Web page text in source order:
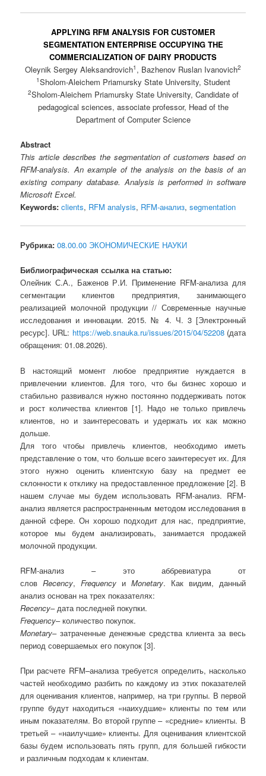
APPLYING RFM ANALYSIS FOR CUSTOMER
SEGMENTATION ENTERPRISE OCCUPYING THE
COMMERCIALIZATION OF DAIRY PRODUCTS
Oleynik Sergey Aleksandrovich1 , Bazhenov Ruslan Ivanovich2
1Sholom-Aleichem Priamursky State University, Student
2Sholom-Aleichem Priamursky State University, Candidate of
pedagogical sciences, associate professor, Head of the
Department of Computer Science
Abstract
This article describes the segmentation of customers based on
RFM-analysis. An example of the analysis on the basis of an
existing company database. Analysis is performed in software
Microsoft Excel.
Keywords: clients, RFM analysis, RFM-анализ,segmentation
Рубрика: 08.00.00 ЭКОНОМИЧЕСКИЕ НАУКИ
Библиографическая ссылка на статью:
Олейник С.А., Баженов Р.И. Применение RFM-анализа для
сегментации клиентов предприятия, занимающего
реализацией молочной продукции // Современные научные
исследования и инновации. 2015. № 4. Ч. 3 [Электронный
ресурс]. URL: https://web.snauka.ru/issues/2015/04/52208(дата
обращения: 01.08.2026).
В настоящий момент любое предприятие нуждается в
привлечении клиентов. Для того, что бы бизнес хорошо и
стабильно развивался нужно постоянно поддерживать поток
и рост количества клиентов [1]. Надо не только привлечь
клиентов, но и заинтересовать и удержать их как можно
дольше.
Для того чтобы привлечь клиентов, необходимо иметь
представление о том, что больше всего заинтересует их. Для
этого нужно оценить клиентскую базу на предмет ее
склонности к отклику на предоставленное предложение [2]. В
нашем случае мы будем использовать RFM-анализ. RFM-
анализ является распространенным методом исследования в
данной сфере. Он хорошо подходит для нас, предприятие,
которое мы будем анализировать, занимается продажей
молочной продукции.
RFM-анализ – это аббревиатура от
словRecency,Frequency иMonetary. Как видим, данный
анализ основан на трех показателях:
Recency– дата последней покупки.
Frequency– количество покупок.
Monetary– затраченные денежные средства клиента за весь
период совершаемых его покупок [3].
При расчете RFM–анализа требуется определить, насколько
частей необходимо разбить по каждому из этих показателей
для оценивания клиентов, например, на три группы. В первой
группе будут находиться «наихудшие» клиенты по тем или
иным показателям. Во второй группе – «средние» клиенты. В
третьей – «наилучшие» клиенты. Для оценивания клиентской
базы будем использовать пять групп, для большей гибкости
и различным подходам к клиентам.